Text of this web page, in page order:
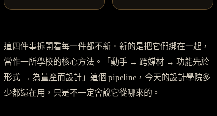
這四件事拆開看每一件都不新。新的是把它們綁在一起，
當作一所學校的核心方法。「動手 → 跨媒材 → 功能先於
形式 → 為量產而設計」這個 pipeline，今天的設計學院多
少都還在用，只是不一定會說它從哪來的。